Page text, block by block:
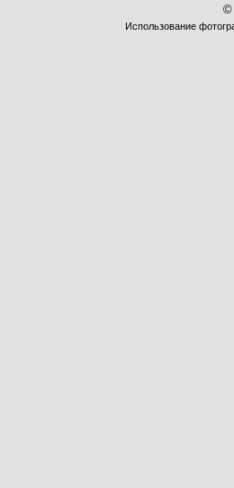
©
Использование